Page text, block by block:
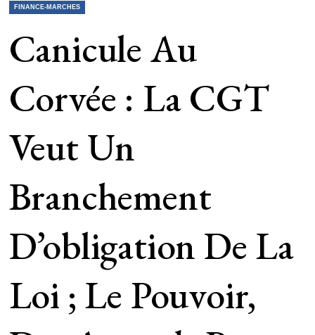
FINANCE-MARCHES
Canicule Au
Corvée : La CGT
Veut Un
Branchement
D’obligation De La
Loi ; Le Pouvoir,